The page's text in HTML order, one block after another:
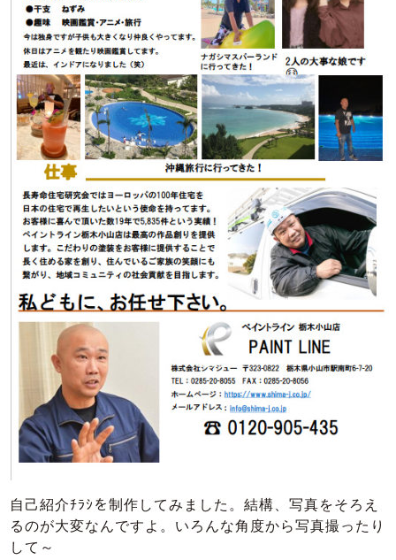
自己紹介ﾁﾗｼを制作してみました。結構、写真をそろえ
るのが大変なんですよ。いろんな角度から写真撮ったり
して～